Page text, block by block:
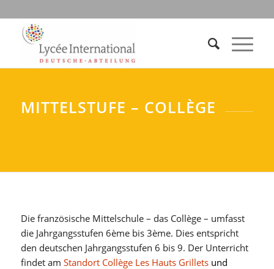
MITTELSTUFE – COLLÈGE
Die französische Mittelschule – das Collège – umfasst
die Jahrgangsstufen 6ème bis 3ème. Dies entspricht
den deutschen Jahrgangsstufen 6 bis 9. Der Unterricht
findet am Standort Collège Les Hauts Grillets und